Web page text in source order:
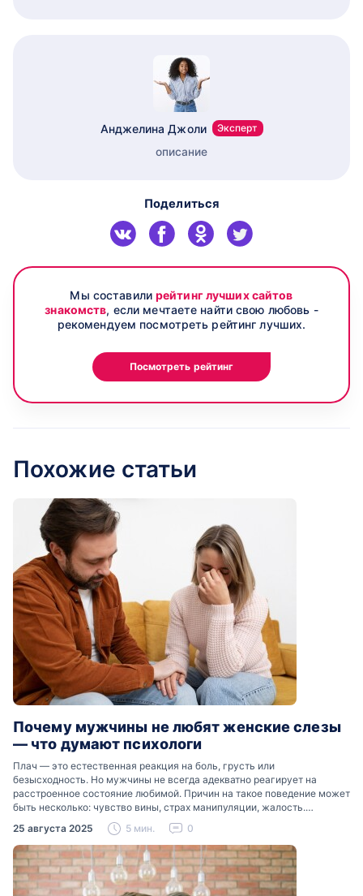
Анджелина Джоли Эксперт
описание
Поделиться
Мы составилирейтинг лучших сайтов
знакомств, если мечтаете найти свою любовь -
рекомендуем посмотреть рейтинг лучших.
Посмотреть рейтинг
Похожие статьи
Почему мужчины не любят женские слезы
— что думают психологи
Плач — это естественная реакция на боль, грусть или
безысходность. Но мужчины не всегда адекватно реагирует на
расстроенное состояние любимой. Причин на такое поведение может
быть несколько: чувство вины, страх манипуляции, жалость.
Разобраться, почему мужчины боятся женских слез, помогут советы
психологов…
25 августа 2025 5 мин. 0